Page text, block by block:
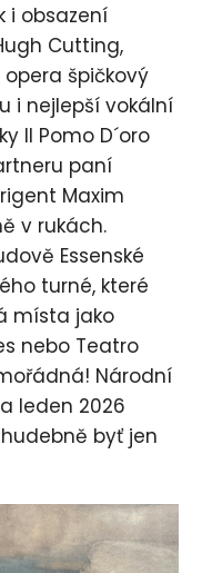
i obsazení
Cutting,
špičkový
i nejlepší vokální
Il Pomo D´oro
paní
Maxim
v rukách.
Essenské
turné, které
místa jako
nebo Teatro
Národní
leden 2026
byť jen